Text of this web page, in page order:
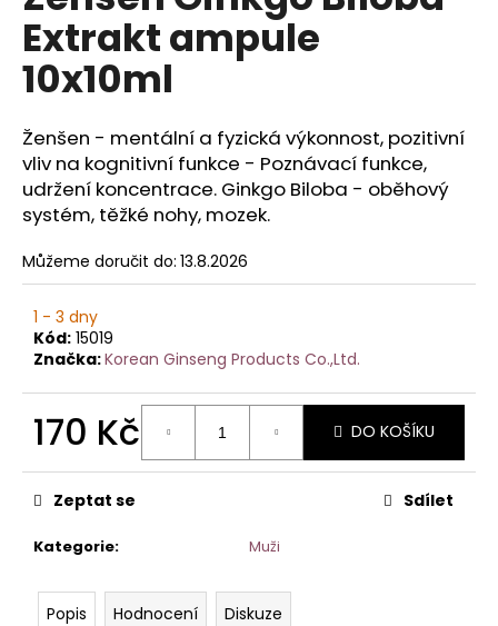
0,0
5
hvězdiček.
Extrakt ampule
10x10ml
Ženšen - mentální a fyzická výkonnost, pozitivní
vliv na kognitivní funkce - Poznávací funkce,
udržení koncentrace. Ginkgo Biloba - oběhový
systém, těžké nohy, mozek.
Můžeme doručit do: 13.8.2026
1 - 3 dny
Kód: 15019
Značka:Korean Ginseng Products Co.,Ltd.
170 Kč
cena:
DO KOŠÍKU
Kategorie: Muži
Zeptat se Sdílet
Popis Hodnocení Diskuze
a
j
í
?
HLEDAT
D
p
o
u
č
m